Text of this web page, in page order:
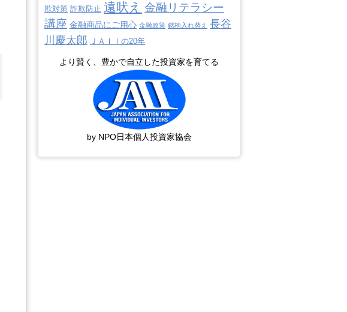
欺対策 詐欺防止 遠吠え 金融リテラシー
講座 金融商品にご用心 金融政策 銘柄入れ替え
長谷
川慶太郎 ＪＡＩＩの20年
より賢く、豊かで自立した投資家を育てる
by NPO日本個人投資家協会